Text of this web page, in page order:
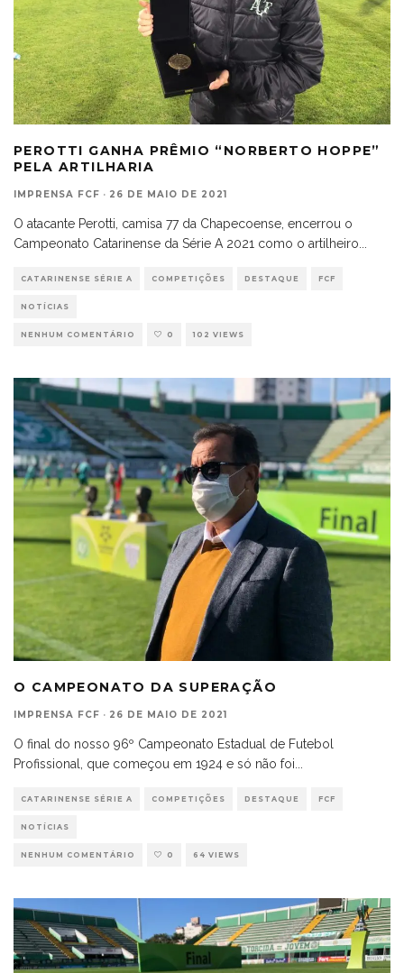
PEROTTI GANHA PRÊMIO “NORBERTO HOPPE”
PELA ARTILHARIA
IMPRENSA FCF · 26 DE MAIO DE 2021
O atacante Perotti, camisa 77 da Chapecoense, encerrou o
Campeonato Catarinense da Série A 2021 como o artilheiro...
CATARINENSE SÉRIE A COMPETIÇÕES DESTAQUE FCF
NOTÍCIAS
NENHUM COMENTÁRIO 0 102 VIEWS
O CAMPEONATO DA SUPERAÇÃO
IMPRENSA FCF · 26 DE MAIO DE 2021
O final do nosso 96º Campeonato Estadual de Futebol
Profissional, que começou em 1924 e só não foi
CATARINENSE SÉRIE A COMPETIÇÕES DESTAQUE FCF
NOTÍCIAS
NENHUM COMENTÁRIO 0 64 VIEWS